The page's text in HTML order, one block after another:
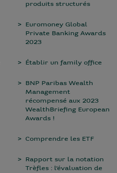
produits structurés
Euromoney Global
Private Banking Awards
2023
Établir un family office
BNP Paribas Wealth
Management
récompensé aux 2023
WealthBriefing European
Awards !
Comprendre les ETF
Rapport sur la notation
Trèfles : l’évaluation de